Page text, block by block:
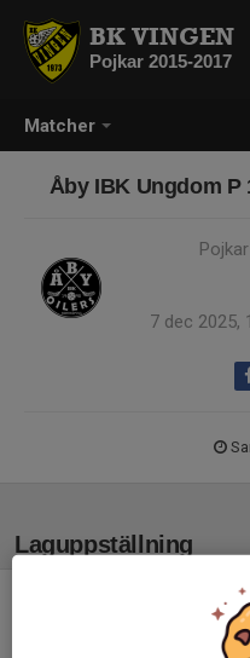
Matcher
BK VINGEN
Pojkar 2015-2017
Åby IBK Ungdom P
7 dec 2025,
Laguppställning
Ingen